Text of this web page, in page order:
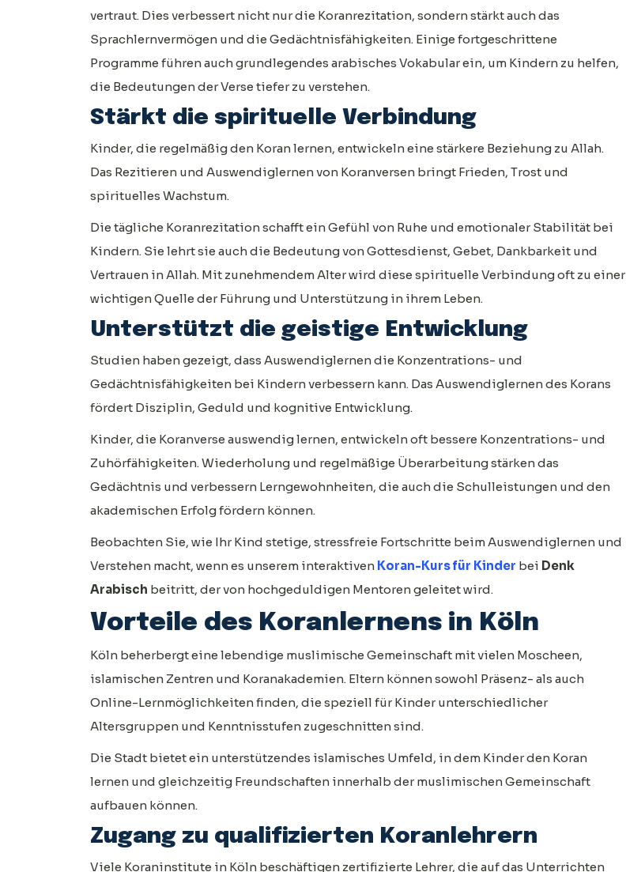
vertraut. Dies verbessert nicht nur die Koranrezitation, sondern stärkt auch das
Sprachlernvermögen und die Gedächtnisfähigkeiten. Einige fortgeschrittene
Programme führen auch grundlegendes arabisches Vokabular ein, um Kindern zu helfen,
die Bedeutungen der Verse tiefer zu verstehen.
Stärkt die spirituelle Verbindung
Kinder, die regelmäßig den Koran lernen, entwickeln eine stärkere Beziehung zu Allah.
Das Rezitieren und Auswendiglernen von Koranversen bringt Frieden, Trost und
spirituelles Wachstum.
Die tägliche Koranrezitation schafft ein Gefühl von Ruhe und emotionaler Stabilität bei
Kindern. Sie lehrt sie auch die Bedeutung von Gottesdienst, Gebet, Dankbarkeit und
Vertrauen in Allah. Mit zunehmendem Alter wird diese spirituelle Verbindung oft zu einer
wichtigen Quelle der Führung und Unterstützung in ihrem Leben.
Unterstützt die geistige Entwicklung
Studien haben gezeigt, dass Auswendiglernen die Konzentrations- und
Gedächtnisfähigkeiten bei Kindern verbessern kann. Das Auswendiglernen des Korans
fördert Disziplin, Geduld und kognitive Entwicklung.
Kinder, die Koranverse auswendig lernen, entwickeln oft bessere Konzentrations- und
Zuhörfähigkeiten. Wiederholung und regelmäßige Überarbeitung stärken das
Gedächtnis und verbessern Lerngewohnheiten, die auch die Schulleistungen und den
akademischen Erfolg fördern können.
Beobachten Sie, wie Ihr Kind stetige, stressfreie Fortschritte beim Auswendiglernen und
Verstehen macht, wenn es unserem interaktiven Koran-Kurs für Kinder bei Denk
Arabisch beitritt, der von hochgeduldigen Mentoren geleitet wird.
Vorteile des Koranlernens in Köln
Köln beherbergt eine lebendige muslimische Gemeinschaft mit vielen Moscheen,
islamischen Zentren und Koranakademien. Eltern können sowohl Präsenz- als auch
Online-Lernmöglichkeiten finden, die speziell für Kinder unterschiedlicher
Altersgruppen und Kenntnisstufen zugeschnitten sind.
Die Stadt bietet ein unterstützendes islamisches Umfeld, in dem Kinder den Koran
lernen und gleichzeitig Freundschaften innerhalb der muslimischen Gemeinschaft
aufbauen können.
Zugang zu qualifizierten Koranlehrern
Viele Koraninstitute in Köln beschäftigen zertifizierte Lehrer, die auf das Unterrichten